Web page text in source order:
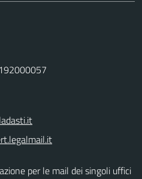
per le mail dei singoli uffici